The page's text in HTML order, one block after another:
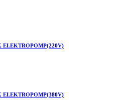
ELEKTROPOMP(220V)
ELEKTROPOMP(380V)